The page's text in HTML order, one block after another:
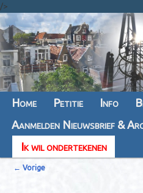
/>
Hoofdmenu
Spring
naar
de
primaire
Spring
naar
de
secundaire
Home Petitie Info
Aanmelden Nieuwsbrief &
Ik wil ondertekenen
B← Vorige